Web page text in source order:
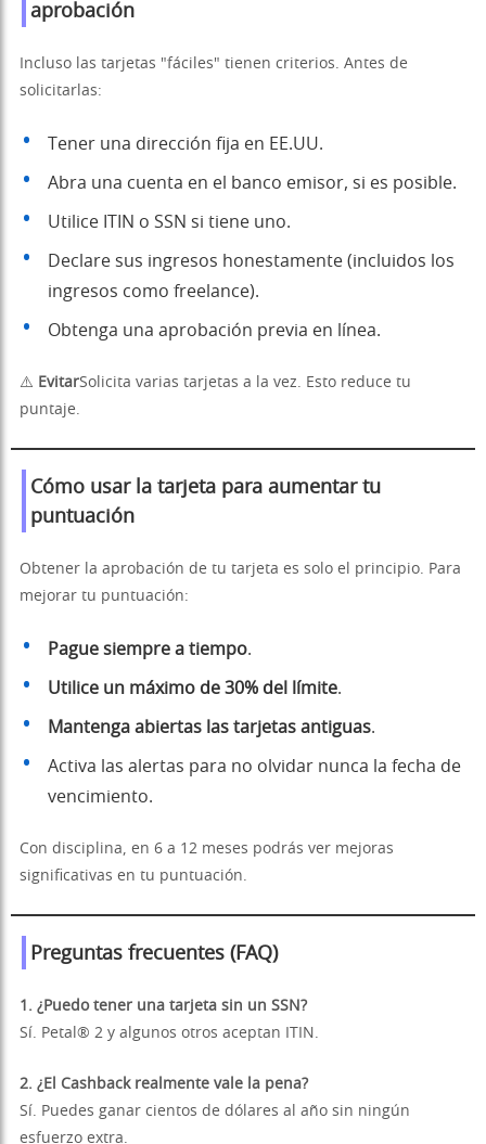
aprobación
Incluso las tarjetas "fáciles" tienen criterios. Antes de
solicitarlas:
Tener una dirección fija en EE.UU.
Abra una cuenta en el banco emisor, si es posible.
Utilice ITIN o SSN si tiene uno.
Declare sus ingresos honestamente (incluidos los
ingresos como freelance).
Obtenga una aprobación previa en línea.
⚠️ EvitarSolicita varias tarjetas a la vez. Esto reduce tu
puntaje.
Cómo usar la tarjeta para aumentar tu
puntuación
Obtener la aprobación de tu tarjeta es solo el principio. Para
mejorar tu puntuación:
Pague siempre a tiempo.
Utilice un máximo de 30% del límite.
Mantenga abiertas las tarjetas antiguas.
Activa las alertas para no olvidar nunca la fecha de
vencimiento.
Con disciplina, en 6 a 12 meses podrás ver mejoras
significativas en tu puntuación.
Preguntas frecuentes (FAQ)
1. ¿Puedo tener una tarjeta sin un SSN?
Sí. Petal® 2 y algunos otros aceptan ITIN.
2. ¿El Cashback realmente vale la pena?
Sí. Puedes ganar cientos de dólares al año sin ningún
esfuerzo extra.